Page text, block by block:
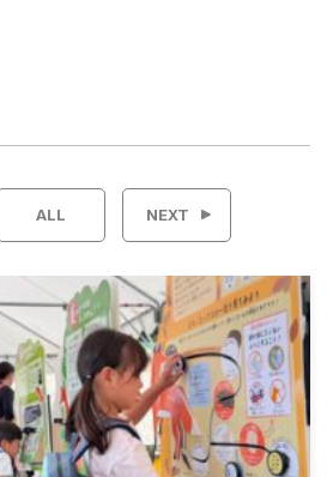
ALL NEXT